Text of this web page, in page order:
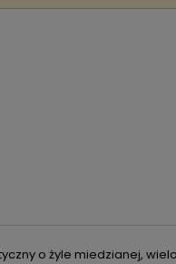
o żyle miedzianej,